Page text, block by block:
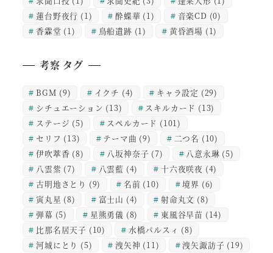
蓮台野夜行 (1) 酔蝶華 (1) 音楽CD (0)
香霖堂 (1) 鳥船遺跡 (1) 黄昏酒場 (1)
考察 タグ
BGM (9) イクチ (4) キャラ設定 (29)
シチュエーション (13) スキルカード (13)
ステージ (5) スペルカード (101)
セリフ (13) テーマ曲 (9) 二つ名 (10)
伊吹萃香 (8) 八坂神奈子 (7) 八意永琳 (5)
八雲紫 (7) 八雲藍 (4) 十六夜咲夜 (4)
古明地さとり (9) 名前 (10) 境界 (6)
寅丸星 (8) 富士山 (4) 射命丸文 (8)
弾幕 (5) 星熊勇儀 (8) 東風谷早苗 (14)
比那名居天子 (10) 水橋パルスィ (8)
河城にとり (5) 洩矢神 (11) 洩矢諏訪子 (19)